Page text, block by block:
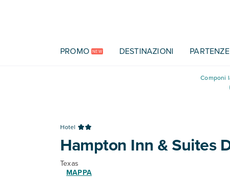
PROMO NEW DESTINAZIONI PARTENZE
Componi
Hotel
Hampton Inn & Suites
Texas
MAPPA